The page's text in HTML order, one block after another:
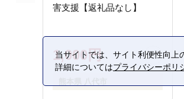
害支援【返礼品なし】
1,000円
当サイトでは、サイト利便性向上
詳細についてはプライバシーポリ